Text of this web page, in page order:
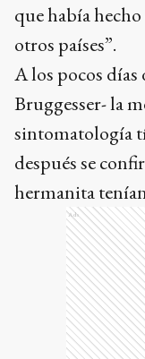
que había
otros países”.
A los pocos
Bruggesser- la
sintomatología
después se
hermanita
Ads